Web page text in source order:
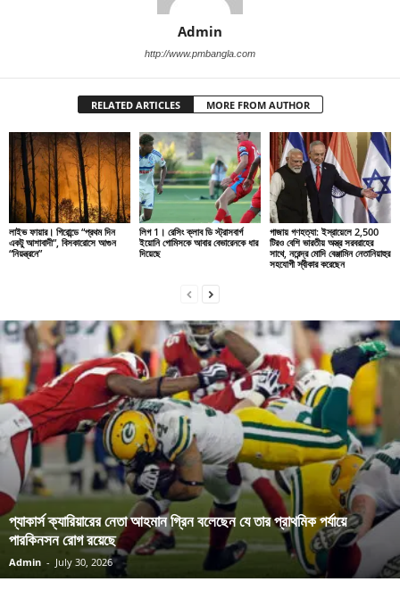
Admin
http://www.pmbangla.com
RELATED ARTICLES MORE FROM AUTHOR
লাইভ ফায়ার। গিরোন্ডে “প্রথম দিন
একটু আশাবাদী”, বিসকারোসে আগুন
“নিয়ন্ত্রনে”
লিগ 1। রেসিং ক্লাব ডি স্ট্রাসবার্গ
ইয়োনি গোমিসকে আবার বেভারেনকে ধার
দিয়েছে
গাজায় গণহত্যা: ইস্রায়েলে 2,500
টিরও বেশি ভারতীয় অস্ত্র সরবরাহের
সাথে, নরেন্দ্র মোদি বেঞ্জামিন নেতানিয়াহুর
সহযোগী স্বীকার করেছেন
প্যাকার্স ক্যারিয়ারের নেতা আহমান গ্রিন বলেছেন যে তার প্রাথমিক পর্যায়ে
পারকিনসন রোগ রয়েছে
Admin - July 30, 2026